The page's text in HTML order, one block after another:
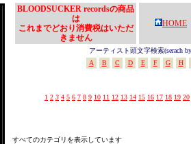
BLOODSUCKER recordsの商品
は
これまでどおり消費税はいただ
きません
HOME
アーティスト頭文字検索(serach
A
B C D E F G H
1 2 3 4 5 6 7 8 9 10 11 12 13 14 15 16 17 18 19 20
すべてのカテゴリを表示しています